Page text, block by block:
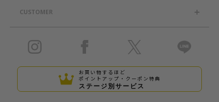
CUSTOMER
お買い物するほど
ポイントアップ・クーポン特典
ステージ別サービス